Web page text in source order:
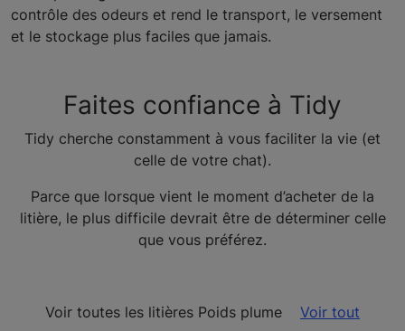
contrôle des odeurs et rend le transport, le versement
et le stockage plus faciles que jamais.
Faites confiance à Tidy
Tidy cherche constamment à vous faciliter la vie (et
celle de votre chat).
Parce que lorsque vient le moment d’acheter de la
litière, le plus difficile devrait être de déterminer celle
que vous préférez.
Voir toutes les litières Poids plume Voir tout